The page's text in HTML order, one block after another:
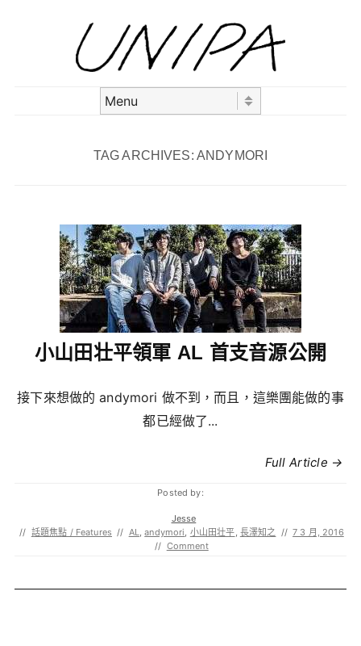
TAG ARCHIVES: ANDYMORI
小山田壮平領軍 AL 首支音源公開
接下來想做的 andymori 做不到，而且，這樂團能做的事
都已經做了...
Full Article →
Posted by:
Jesse
// 話題焦點 / Features // AL,andymori, 小山田壮平, 長澤知之 // 7 3 月, 2016
// Comment